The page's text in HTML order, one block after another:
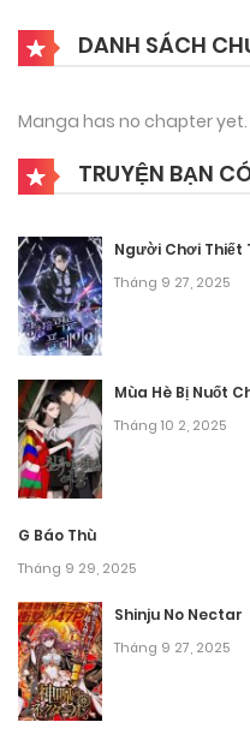
ngày “hạnh phúc” và đau
DANH SÁCH
Manga has no chapter yet.
TRUYỆN BẠN
Người Chơi Thiết
Tháng 9 27, 2025
Mùa Hè Bị Nuốt
Tháng 10 2, 2025
G Báo Thù
Tháng 9 29, 2025
Shinju No Nectar
Tháng 9 27, 2025